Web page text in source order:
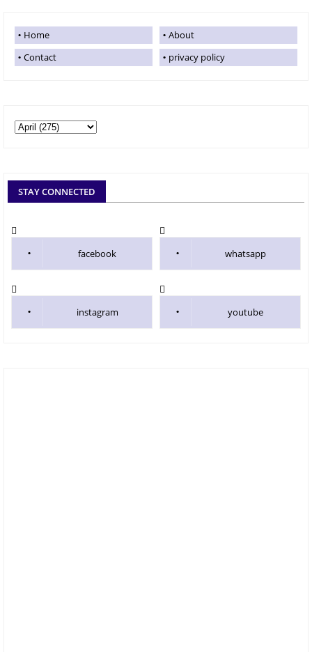
Home
About
Contact
privacy policy
STAY CONNECTED
facebook whatsapp
instagram youtube